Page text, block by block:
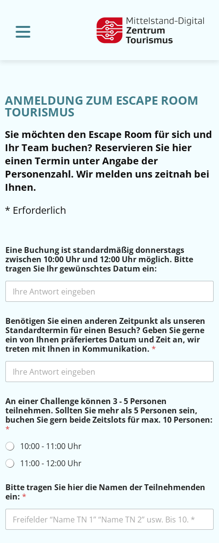
ANMELDUNG ZUM ESCAPE ROOM
TOURISMUS
Sie möchten den Escape Room für sich und
Ihr Team buchen? Reservieren Sie hier
einen Termin unter Angabe der
Personenzahl. Wir melden uns zeitnah bei
Ihnen.
* Erforderlich
Eine Buchung ist standardmäßig donnerstags
zwischen 10:00 Uhr und 12:00 Uhr möglich. Bitte
tragen Sie Ihr gewünschtes Datum ein:
Benötigen Sie einen anderen Zeitpunkt als unseren
Standardtermin für einen Besuch? Geben Sie gerne
ein von Ihnen präferiertes Datum und Zeit an, wir
treten mit Ihnen in Kommunikation. *
An einer Challenge können 3 - 5 Personen
teilnehmen. Sollten Sie mehr als 5 Personen sein,
buchen Sie gern beide Zeitslots für max. 10 Personen:
*
10:00 - 11:00 Uhr
11:00 - 12:00 Uhr
Bitte tragen Sie hier die Namen der Teilnehmenden
ein: *